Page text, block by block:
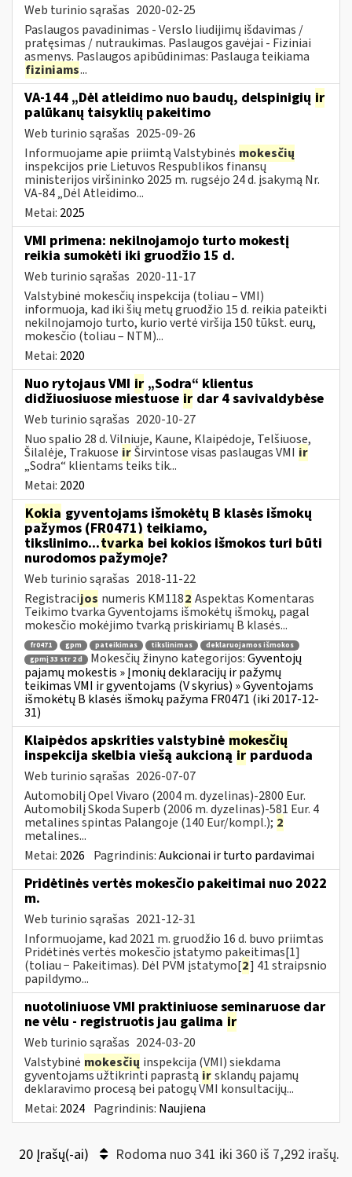
Web turinio sąrašas 2020-02-25
Paslaugos pavadinimas - Verslo liudijimų išdavimas /
pratęsimas / nutraukimas. Paslaugos gavėjai - Fiziniai
asmenys. Paslaugos apibūdinimas: Paslauga teikiama
fiziniams...
VA-144 „Dėl atleidimo nuo baudų, delspinigių ir
palūkanų taisyklių pakeitimo
Web turinio sąrašas 2025-09-26
Informuojame apie priimtą Valstybinės mokesčių
inspekcijos prie Lietuvos Respublikos finansų
ministerijos viršininko 2025 m. rugsėjo 24 d. įsakymą Nr.
VA-84 „Dėl Atleidimo...
Metai: 2025
VMI primena: nekilnojamojo turto mokestį
reikia sumokėti iki gruodžio 15 d.
Web turinio sąrašas 2020-11-17
Valstybinė mokesčių inspekcija (toliau – VMI)
informuoja, kad iki šių metų gruodžio 15 d. reikia pateikti
nekilnojamojo turto, kurio vertė viršija 150 tūkst. eurų,
mokesčio (toliau – NTM)...
Metai: 2020
Nuo rytojaus VMI ir „Sodra“ klientus
didžiuosiuose miestuose ir dar 4 savivaldybėse
Web turinio sąrašas 2020-10-27
Nuo spalio 28 d. Vilniuje, Kaune, Klaipėdoje, Telšiuose,
Šilalėje, Trakuose irŠirvintose visas paslaugas VMI ir
„Sodra“ klientams teiks tik...
Metai: 2020
Kokia gyventojams išmokėtų B klasės išmokų
pažymos (FR0471) teikiamo,
tikslinimo...tvarka bei kokios išmokos turi būti
nurodomos pažymoje?
Web turinio sąrašas 2018-11-22
Registracijos numeris KM1182 Aspektas Komentaras
Teikimo tvarka Gyventojams išmokėtų išmokų, pagal
mokesčio mokėjimo tvarką priskiriamų B klasės...
fr0471 gpm pateikimas tikslinimas
deklaruojamos išmokos
gpmį 33 str 2 d
Mokesčių žinyno kategorijos:Gyventojų
pajamų mokestis » Įmonių deklaracijų ir pažymų
teikimas VMI ir gyventojams (V skyrius) » Gyventojams
išmokėtų B klasės išmokų pažyma FR0471 (iki 2017-12-
31)
Klaipėdos apskrities valstybinė mokesčių
inspekcija skelbia viešą aukcionąirparduoda
Web turinio sąrašas 2026-07-07
Automobilį Opel Vivaro (2004 m. dyzelinas)-2800 Eur.
Automobilį Skoda Superb (2006 m. dyzelinas)-581 Eur. 4
metalines spintas Palangoje (140 Eur/kompl.); 2
metalines...
Metai: 2026 Pagrindinis:Aukcionai ir turto pardavimai
Pridėtinės vertės mokesčio pakeitimai nuo 2022
m.
Web turinio sąrašas 2021-12-31
Informuojame, kad 2021 m. gruodžio 16 d. buvo priimtas
Pridėtinės vertės mokesčio įstatymo pakeitimas[1]
(toliau − Pakeitimas). Dėl PVM įstatymo[2] 41 straipsnio
papildymo...
nuotoliniuose VMI praktiniuose seminaruose dar
ne vėlu - registruotis jau galima ir
Web turinio sąrašas 2024-03-20
Valstybinė mokesčių inspekcija (VMI) siekdama
gyventojams užtikrinti paprastą irsklandų pajamų
deklaravimo procesą bei patogų VMI konsultacijų...
Metai: 2024 Pagrindinis: Naujiena
20 Įrašų(-ai) Rodoma nuo 341 iki 360 iš 7,292 irašų.